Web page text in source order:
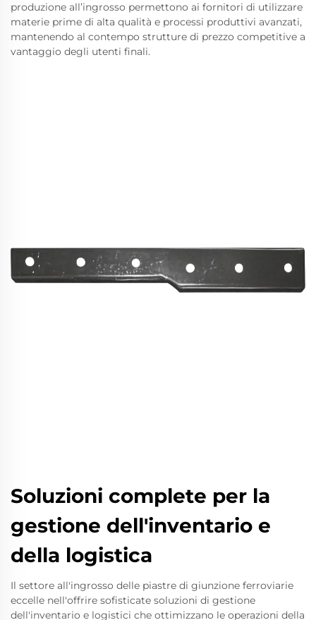
produzione all’ingrosso permettono ai fornitori di utilizzare
materie prime di alta qualità e processi produttivi avanzati,
mantenendo al contempo strutture di prezzo competitive a
vantaggio degli utenti finali.
Soluzioni complete per la
gestione dell'inventario e
della logistica
Il settore all'ingrosso delle piastre di giunzione ferroviarie
eccelle nell'offrire sofisticate soluzioni di gestione
dell'inventario e logistici che ottimizzano le operazioni della